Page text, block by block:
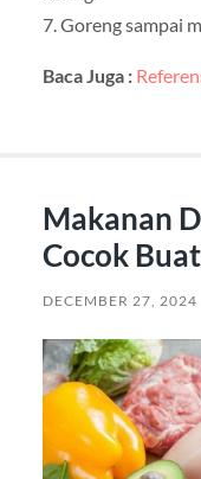
7. Goreng sampai
Baca Juga :
Makanan
Cocok
DECEMBER 27, 2024